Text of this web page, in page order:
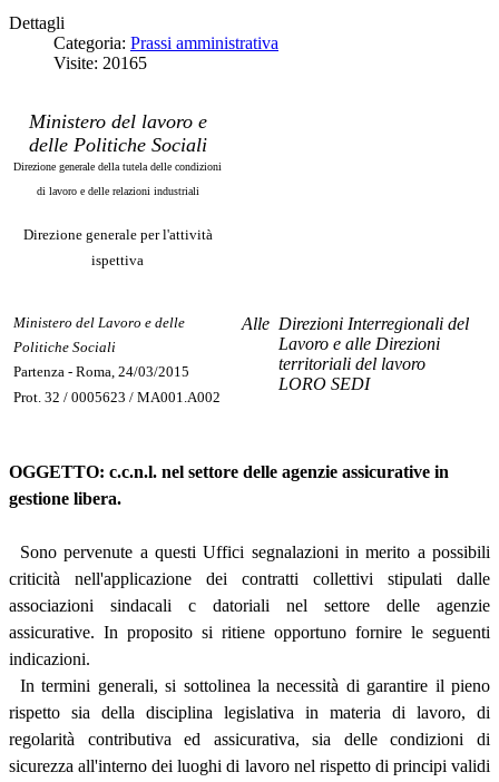
Dettagli
Categoria: Prassi amministrativa
Visite: 20165
Ministero del lavoro e
delle Politiche Sociali
Direzione generale della tutela delle condizioni
di lavoro e delle relazioni industriali
Direzione generale per l'attività
ispettiva
Ministero del Lavoro e delle
Politiche Sociali
Partenza - Roma, 24/03/2015
Prot. 32 / 0005623 / MA001.A002
Alle Direzioni Interregionali del
Lavoro e alle Direzioni
territoriali del lavoro
LORO SEDI
OGGETTO: c.c.n.l. nel settore delle agenzie assicurative in
gestione libera.
Sono pervenute a questi Uffici segnalazioni in merito a possibili
criticità nell'applicazione dei contratti collettivi stipulati dalle
associazioni sindacali c datoriali nel settore delle agenzie
assicurative. In proposito si ritiene opportuno fornire le seguenti
indicazioni.
In termini generali, si sottolinea la necessità di garantire il pieno
rispetto sia della disciplina legislativa in materia di lavoro, di
regolarità contributiva ed assicurativa, sia delle condizioni di
sicurezza all'interno dei luoghi di lavoro nel rispetto di principi validi